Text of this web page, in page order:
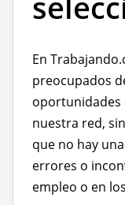
En
preocupados
oportunidades
nuestra red,
que no hay
errores o
empleo o en